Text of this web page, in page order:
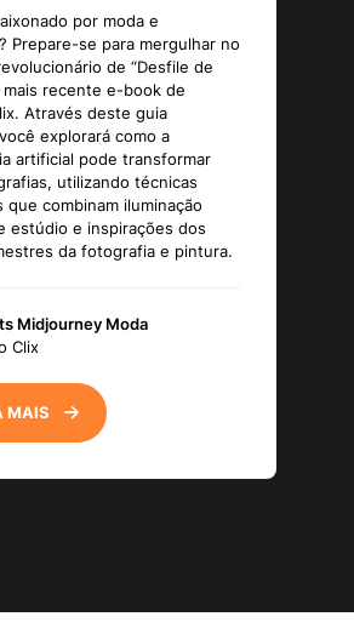
por moda e
Prepare-se para mergulhar no
de “Desfile de
mais recente e-book de
Através deste guia
explorará como a
artificial pode transformar
utilizando técnicas
que combinam iluminação
estúdio e inspirações dos
da fotografia e pintura.
Midjourney Moda
Clix
MAIS